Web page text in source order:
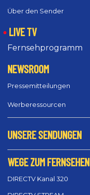
Über den Sender
LIVE TV
Fernsehprogramm
NEWSROOM
Pressemitteilungen
Werberessourcen
UNSERE SENDUNGEN
WEGE ZUM FERNSEHEN
DIRECTV Kanal 320